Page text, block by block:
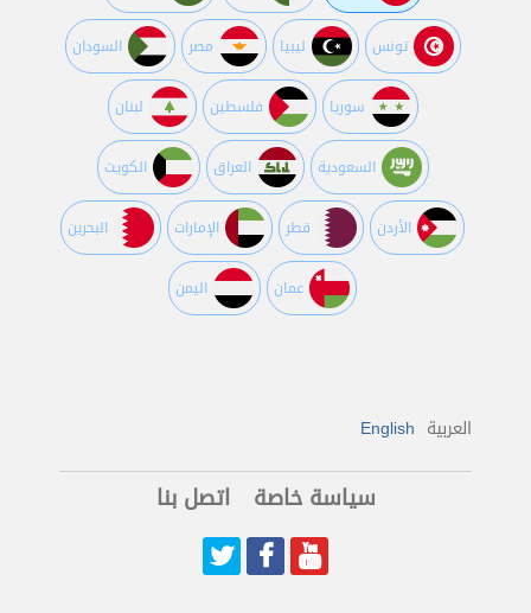
تونس ليبيا مصر السودان
سوريا فلسطين لبنان
السعودية العراق الكويت
اﻷردن قطر اﻹمارات البحرين
عمان اليمن
العربية English
سياسة خاصة اتصل بنا